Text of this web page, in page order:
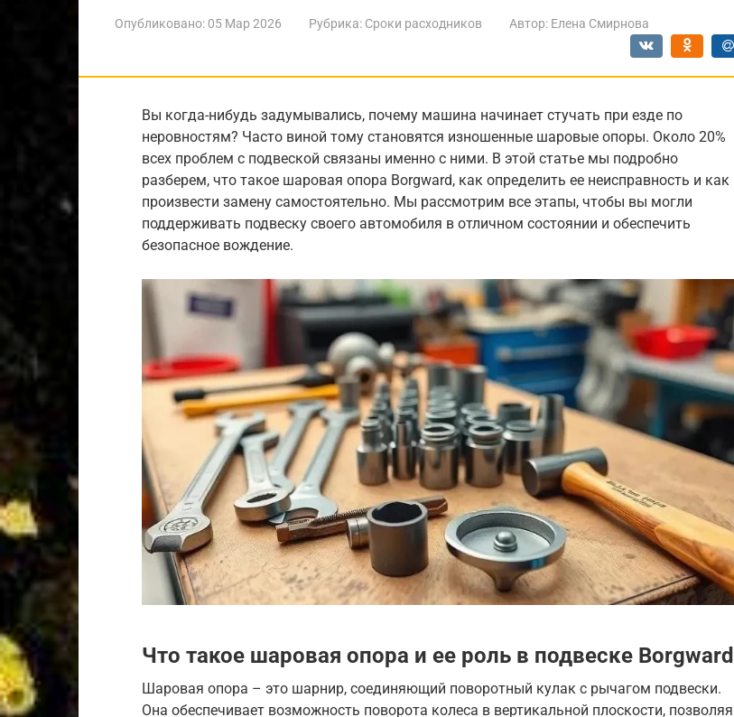
Опубликовано: 05 Мар 2026 Рубрика: Сроки расходников Автор: Елена Смирнова
Вы когда-нибудь задумывались, почему машина начинает стучать при езде по
неровностям? Часто виной тому становятся изношенные шаровые опоры. Около 20%
всех проблем с подвеской связаны именно с ними. В этой статье мы подробно
разберем, что такое шаровая опора Borgward, как определить ее неисправность и как
произвести замену самостоятельно. Мы рассмотрим все этапы, чтобы вы могли
поддерживать подвеску своего автомобиля в отличном состоянии и обеспечить
безопасное вождение.
Что такое шаровая опора и ее роль в подвеске Borgward
Шаровая опора – это шарнир, соединяющий поворотный кулак с рычагом подвески.
Она обеспечивает возможность поворота колеса в вертикальной плоскости, позволяя